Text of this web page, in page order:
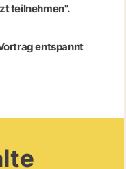
teilnehmen".
entspannt